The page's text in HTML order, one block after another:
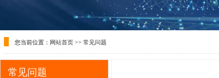
您当前位置： 网站首页 >> 常见问题
常见问题